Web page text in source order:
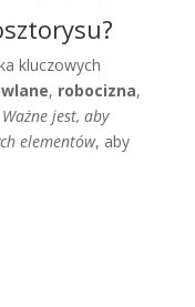
kluczowych
, robocizna,
Ważne jest, aby
elementów, aby